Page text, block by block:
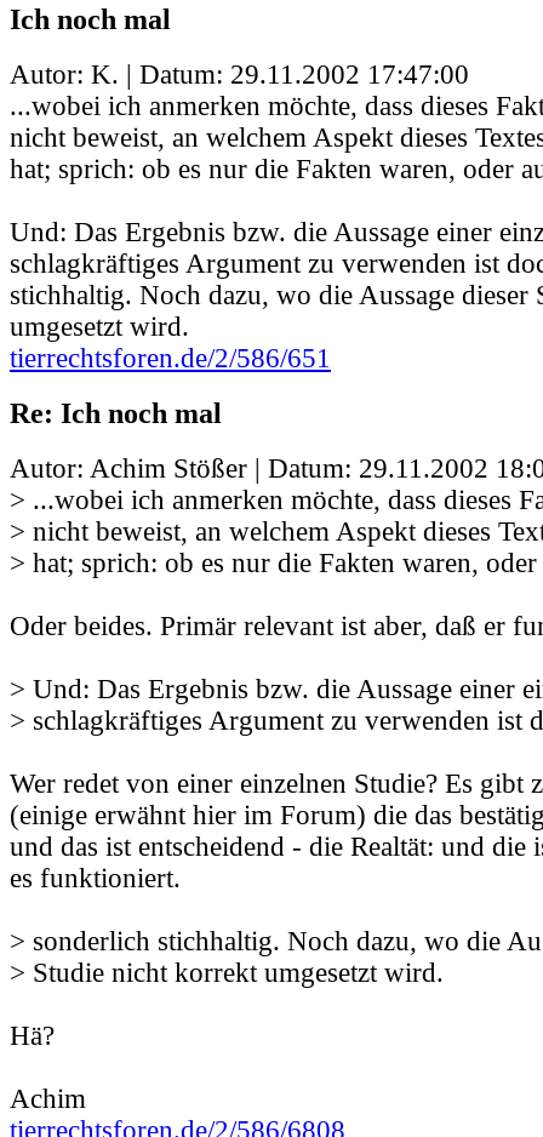
Ich noch mal
Autor: K. | Datum: 29.11.2002 17:47:00
...wobei ich anmerken möchte, dass dieses
nicht beweist, an welchem Aspekt dieses
hat; sprich: ob es nur die Fakten waren, oder
Und: Das Ergebnis bzw. die Aussage einer
schlagkräftiges Argument zu verwenden ist
stichhaltig. Noch dazu, wo die Aussage
umgesetzt wird.
tierrechtsforen.de/2/586/651
Re: Ich noch mal
Autor: Achim Stößer | Datum: 29.11.2002
> ...wobei ich anmerken möchte, dass dieses
> nicht beweist, an welchem Aspekt dieses
> hat; sprich: ob es nur die Fakten waren,
Oder beides. Primär relevant ist aber, daß er
> Und: Das Ergebnis bzw. die Aussage einer
> schlagkräftiges Argument zu verwenden ist
Wer redet von einer einzelnen Studie? Es gibt
(einige erwähnt hier im Forum) die das
und das ist entscheidend - die Realtät: und die
es funktioniert.
> sonderlich stichhaltig. Noch dazu, wo die
> Studie nicht korrekt umgesetzt wird.
Hä?
Achim
tierrechtsforen.de/2/586/6808